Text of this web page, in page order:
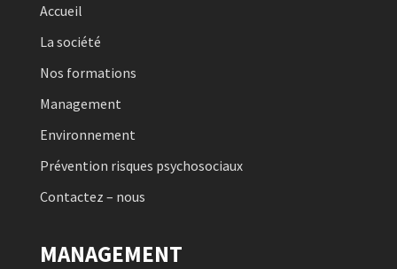
Accueil
La société
Nos formations
Management
Environnement
Prévention risques psychosociaux
Contactez – nous
MANAGEMENT